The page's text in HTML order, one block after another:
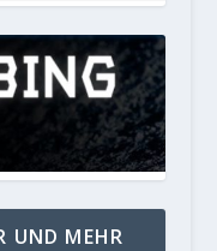
UND MEHR